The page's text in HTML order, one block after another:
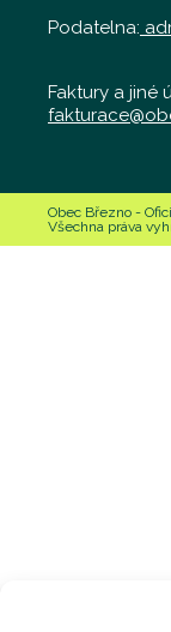
Podatelna:
Faktury a jiné
Obec Březno -
Všechna práva